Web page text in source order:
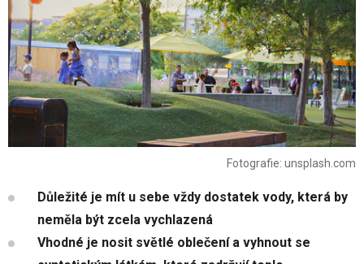
Fotografie: unsplash.com
Důležité je mít u sebe vždy dostatek vody, která by
neměla být zcela vychlazená
Vhodné je nosit světlé oblečení a vyhnout se